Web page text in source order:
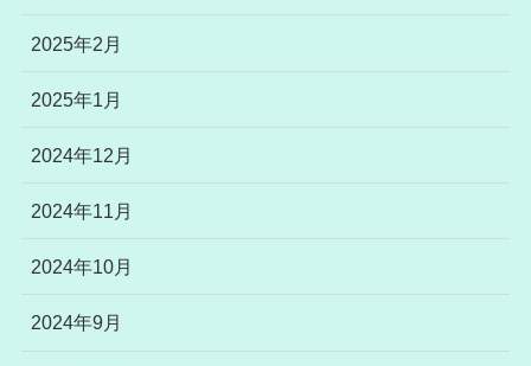
2025年2月
2025年1月
2024年12月
2024年11月
2024年10月
2024年9月